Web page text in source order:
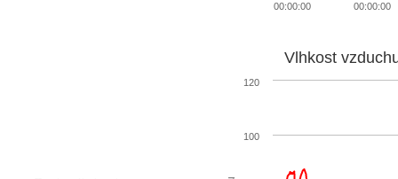
00:00:00 00:00:00
Vlhkost
100
120